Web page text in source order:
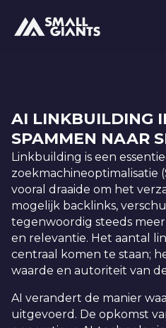
AI LINKBUILDING
SPAMMEN NAAR
Linkbuilding is een
zoekmachineoptimalisatie
vooral draaide om het
mogelijk backlinks,
tegenwoordig steeds
en relevantie. Het aantal
centraal komen te staan;
waarde en autoriteit van
AI verandert de manier
uitgevoerd. De opkomst